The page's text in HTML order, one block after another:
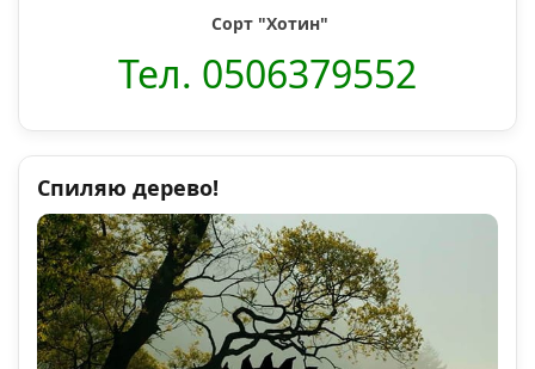
Сорт "Хотин"
Тел. 0506379552
Спиляю дерево!